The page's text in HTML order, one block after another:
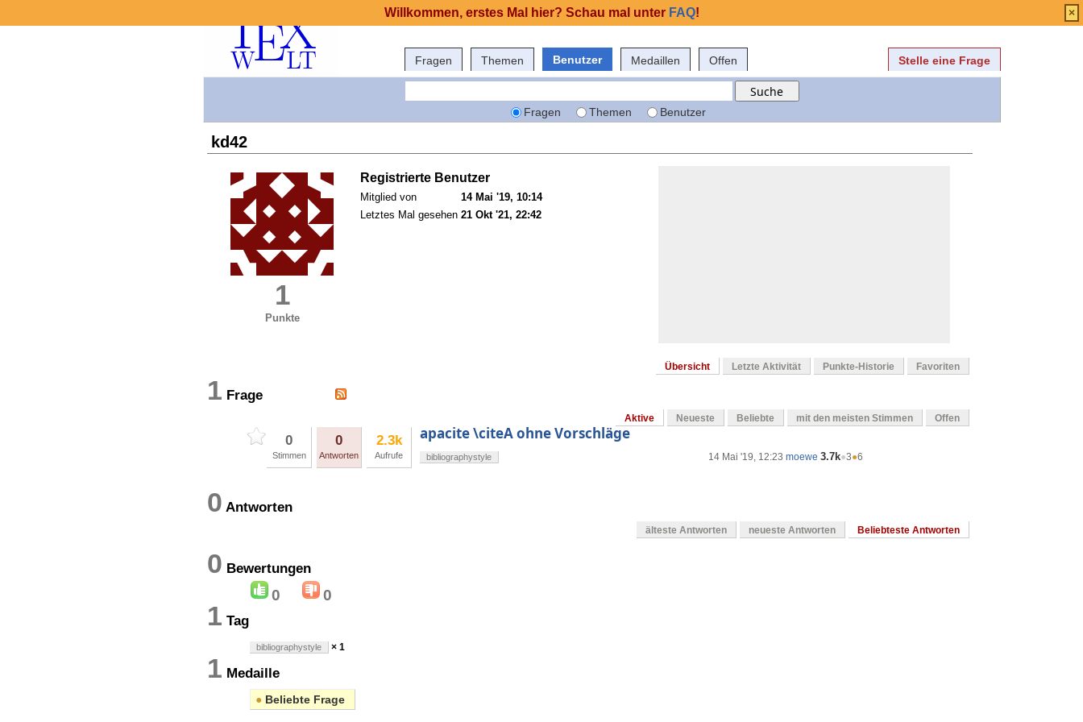
Fragen Themen Benutzer Medaillen Offen Stelle eine Frage
Fragen Themen Benutzer
kd42
1
Punkte
Registrierte Benutzer
Mitglied von
14 Mai '19, 10:14
Letztes Mal gesehen 21 Okt '21, 22:42
Übersicht Letzte Aktivität Punkte-Historie Favoriten
1 Frage
Aktive Neueste Beliebte mit den meisten Stimmen Offen
0
Stimmen
0
Antworten
2.3k
Aufrufe
apacite \citeA ohne Vorschläge
14 Mai '19, 12:23 moewe 3.7k●3●6
bibliographystyle
0 Antworten
älteste Antworten neueste Antworten Beliebteste Antworten
0 Bewertungen
0 0
1 Tag
bibliographystyle × 1
1 Medaille
● Beliebte Frage
Willkommen, erstes Mal hier? Schau mal unter FAQ! ×